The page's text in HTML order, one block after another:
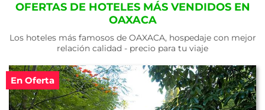
OFERTAS DE HOTELES MÁS VENDIDOS EN
OAXACA
Los hoteles más famosos de OAXACA, hospedaje con mejor
relación calidad - precio para tu viaje
En Oferta